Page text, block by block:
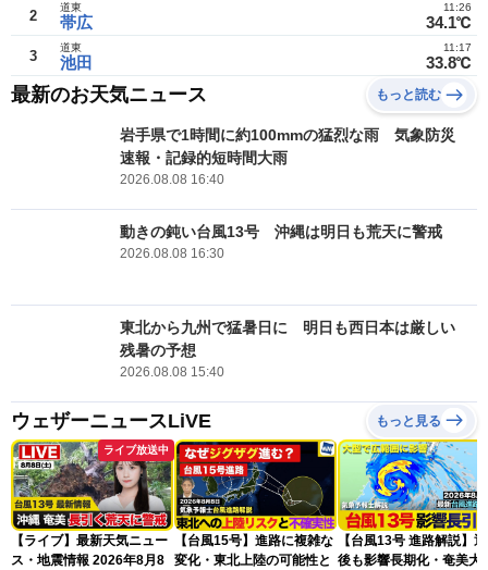
2 帯広
道東
34.1℃
11:26
3 池田
道東
33.8℃
11:17
最新のお天気ニュース もっと読む
岩手県で1時間に約100mmの猛烈な雨 気象防災
速報・記録的短時間大雨
2026.08.08 16:40
動きの鈍い台風13号 沖縄は明日も荒天に警戒
2026.08.08 16:30
東北から九州で猛暑日に 明日も西日本は厳しい
残暑の予想
2026.08.08 15:40
ウェザーニュースLiVE もっと見る
ライブ放送中
【ライブ】最新天気ニュー
ス・地震情報 2026年8月8
【台風15号】進路に複雑な
変化・東北上陸の可能性と
【台風13号 進路解説】
後も影響長期化・奄美大